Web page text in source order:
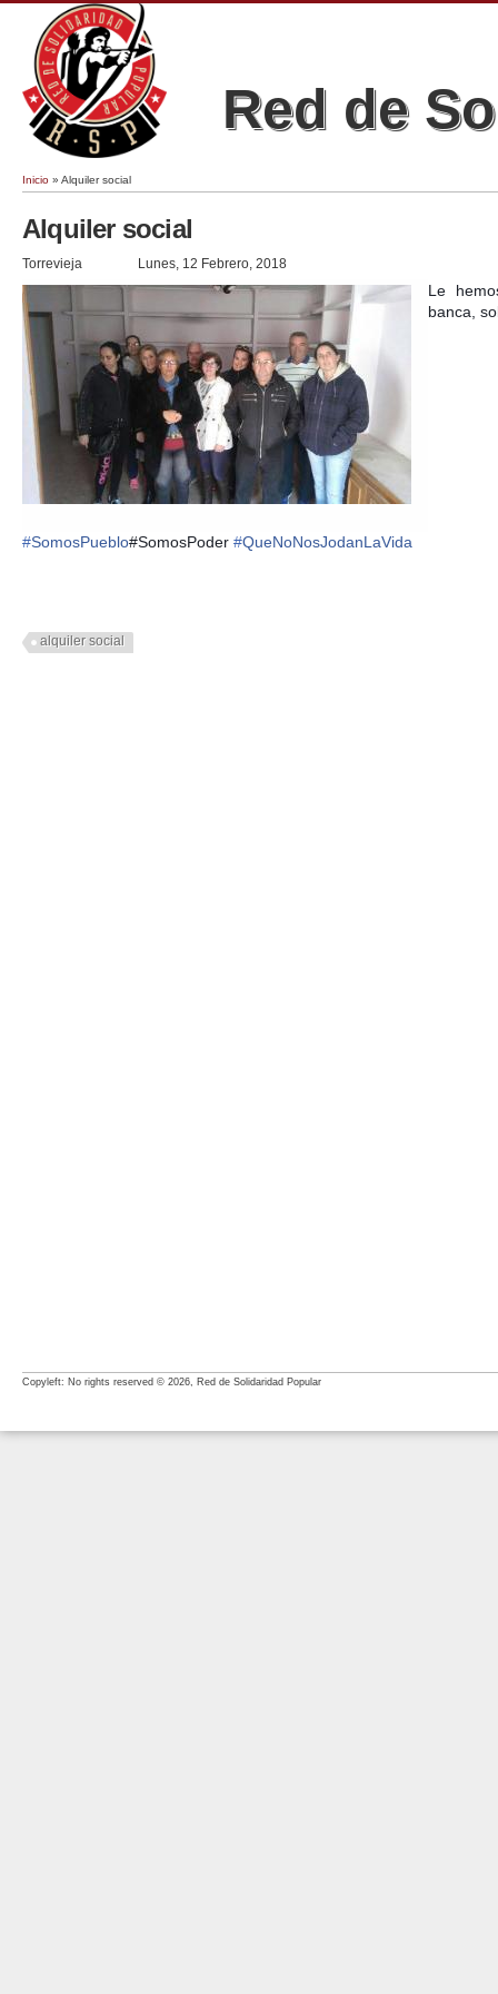
Red de
Se encuentra usted aquí
Inicio » Alquiler social
Alquiler social
Torrevieja Lunes, 12 Febrero, 2018
Le
banca,
#SomosPueblo#SomosPoder #QueNoNosJodanLaVida
alquiler social
Copyleft: No rights reserved © 2026, Red de Solidaridad Popular